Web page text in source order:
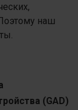
наш
(GAD)